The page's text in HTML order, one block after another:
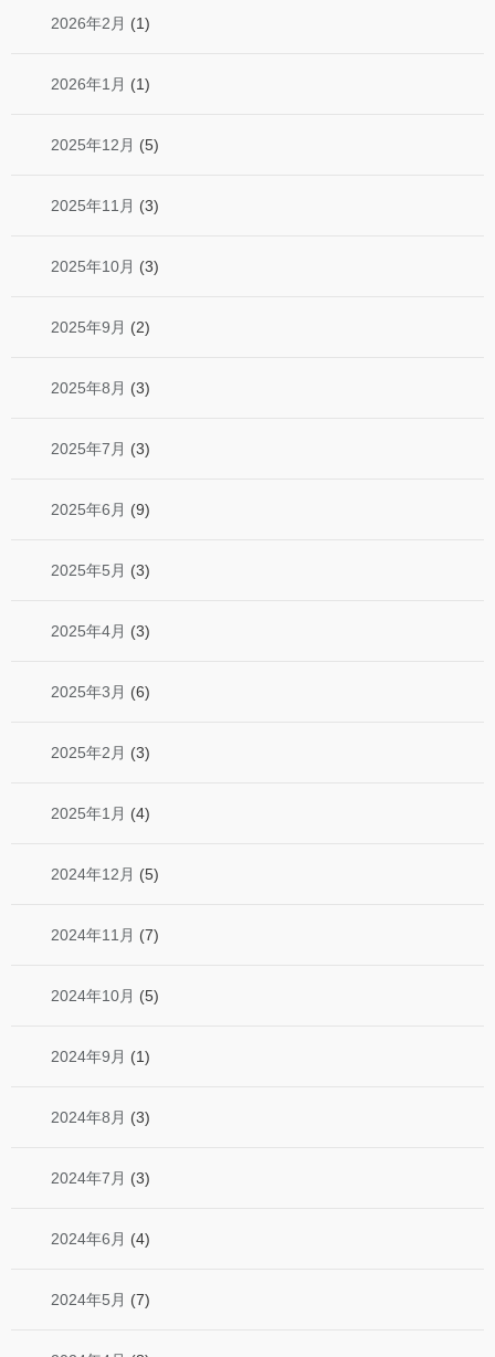
2026年2月 (1)
2026年1月 (1)
2025年12月 (5)
2025年11月 (3)
2025年10月 (3)
2025年9月 (2)
2025年8月 (3)
2025年7月 (3)
2025年6月 (9)
2025年5月 (3)
2025年4月 (3)
2025年3月 (6)
2025年2月 (3)
2025年1月 (4)
2024年12月 (5)
2024年11月 (7)
2024年10月 (5)
2024年9月 (1)
2024年8月 (3)
2024年7月 (3)
2024年6月 (4)
2024年5月 (7)